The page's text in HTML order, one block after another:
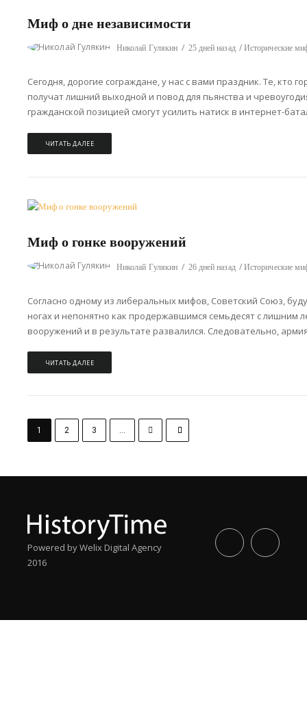
Миф о дне независимости
Николай Гулякин 25 дней назад Исторические
Сегодня, дорогие сограждане, у нас с вами праздник. Те, кто
получат лишний выходной и повод для пьянства и
гражданской позицией смогут усилить натиск в интернет-
ЧИТАТЬ ДАЛЕЕ
Миф о гонке вооружений
Николай Гулякин 26 дней назад Исторические
Согласно одному из либеральных мифов, Советский Союз,
ногах и непонятно как продержавшимся семьдесят с лишним
вооружений и в результате развалился. Следовательно,
ЧИТАТЬ ДАЛЕЕ
1 2 3 …
Powered by Welix Digital Agency
2016